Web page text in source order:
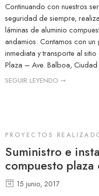
Continuando con nuestros
seguridad de siempre,
láminas de aluminio
andamios. Contamos con
inmediata y transporte al
Plaza – Ave. Balboa,
SEGUIR LEYENDO ➞
PROYECTOS
Suministro e
compuesto plaza
15 junio, 2017